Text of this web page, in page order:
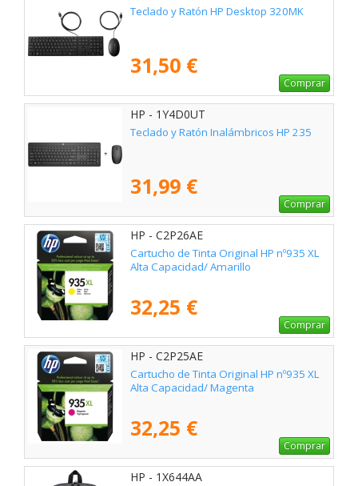
Teclado y Ratón HP Desktop 320MK
31,50 €
Comprar
HP - 1Y4D0UT
Teclado y Ratón Inalámbricos HP 235
31,99 €
Comprar
HP - C2P26AE
Cartucho de Tinta Original HP nº935 XL
Alta Capacidad/ Amarillo
32,25 €
Comprar
HP - C2P25AE
Cartucho de Tinta Original HP nº935 XL
Alta Capacidad/ Magenta
32,25 €
Comprar
HP - 1X644AA